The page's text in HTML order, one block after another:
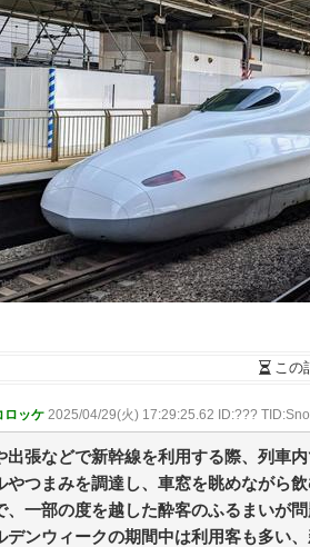
アンテナ！ NEW! (8/7 15:00)
】女子高生ダンス部、完成度が高すぎ
作と話題にｗｗｗｗ / NEWまとめサイ
(8/7 15:00)
薬「安楽〇の薬作りました」←どんな
？もし作ったら / 2chまとめアンテナ！
】鈴木奈々「垂れてたバストが上がっ
番バスト大きい！」 下着姿を公開、豊
を披露 [冬月記者★] / 2chまとめアンテ
(8/7 14:46)
対ヤクルト17回戦】ヤクルト・長岡、
から第4号先制ソロホームラ
！！！！！！！！！！ / 2chまとめアン
ップアスリートとしての新たな生き方 /
からまたIT業界で働くことになりました
給21万、土日… / VIP・ネタ・オールジ
Antenna NEW! (8/7 14:27)
彼女と結婚したいのに、家族が猛反対
られない言葉が飛び出した… 他 /
(12/24 07:00)
この
ロッケ 2025/04/29(火) 17:29:25.62 ID:???
出張などで新幹線を利用する際、列車
やつまみを調達し、車窓を眺めながら
、一部の度を越した酔客のふるまいが問
デンウィークの期間中は利用客も多い